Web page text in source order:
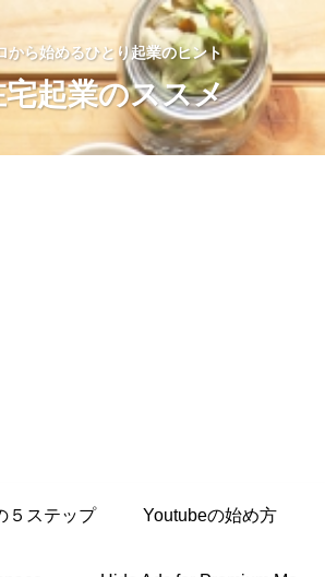
から始めるひとり起業のヒント
宅起業のススメ
５ステップ Youtubeの始め方